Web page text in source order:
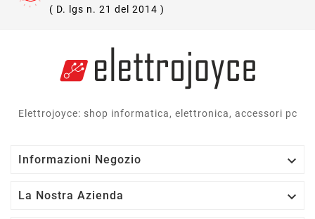
( D. lgs n. 21 del 2014 )
Elettrojoyce: shop informatica, elettronica, accessori pc
Informazioni Negozio 
La Nostra Azienda 